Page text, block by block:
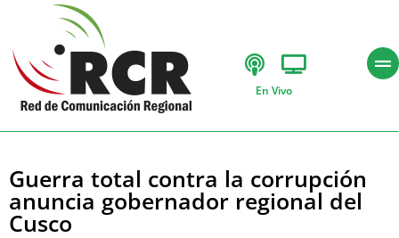
En Vivo
Guerra total contra la corrupción
anuncia gobernador regional del
Cusco